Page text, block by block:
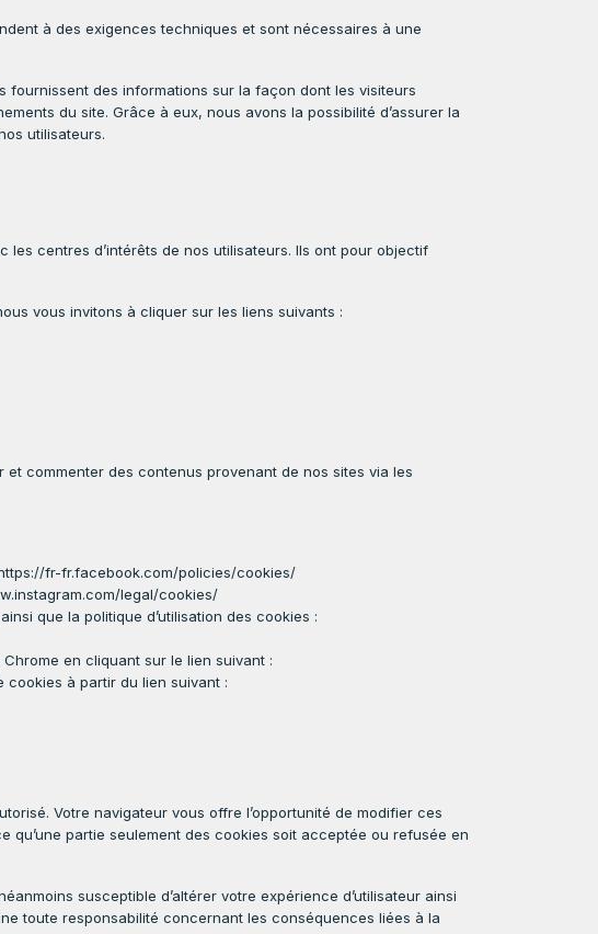
à des exigences techniques et sont nécessaires à une
fournissent des informations sur la façon dont les visiteurs
du site. Grâce à eux, nous avons la possibilité d’assurer la
utilisateurs.
centres d’intérêts de nos utilisateurs. Ils ont pour objectif
vous invitons à cliquer sur les liens suivants :
commenter des contenus provenant de nos sites via les
fr-fr.facebook.com/policies/cookies/
legal/cookies/
que la politique d’utilisation des cookies :
en cliquant sur le lien suivant :
à partir du lien suivant :
Votre navigateur vous offre l’opportunité de modifier ces
qu’une partie seulement des cookies soit acceptée ou refusée en
susceptible d’altérer votre expérience d’utilisateur ainsi
toute responsabilité concernant les conséquences liées à la